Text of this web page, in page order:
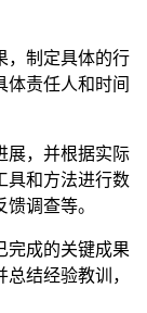
，制定具体的行
体责任人和时间
展，并根据实际
具和方法进行数
调查等。
完成的关键成果
结经验教训，